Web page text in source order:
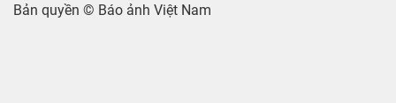
Bản quyền © Báo ảnh Việt Nam